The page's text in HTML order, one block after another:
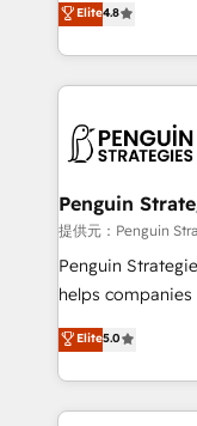
the United
America. From casual user to super fan: make
implementó. Trabajamos con un catálogo de +80
casos de uso:
concreto de tu
en paralelo
Empiezas a ver
mes. 🏆 HubSpot Partner of the Year 2022, máximo
reconocimiento
Partner, el nivel más alto.
Hospital ABC,
MacStore, Café
Elite4.8
Penguin
提供元：Penguin
Penguin
helps
operations
system
manufacturing
and fast growing
Elite5.0